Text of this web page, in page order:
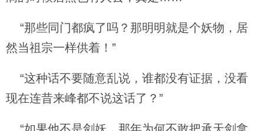
“那些同门都疯了吗？那明明就是个妖物，居
然当祖宗一样供着！”
“这种话不要随意乱说，谁都没有证据，没看
现在连昔来峰都不说这话了？”